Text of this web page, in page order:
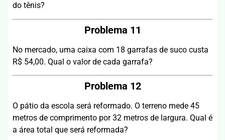
do tênis?
Problema 11
No mercado, uma caixa com 18 garrafas de suco custa
R$ 54,00. Qual o valor de cada garrafa?
Problema 12
O pátio da escola será reformado. O terreno mede 45
metros de comprimento por 32 metros de largura. Qual é
a área total que será reformada?